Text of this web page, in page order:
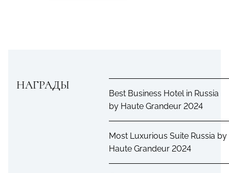
НАГРАДЫ
Best Business Hotel in Russia
by Haute Grandeur 2024
Most Luxurious Suite Russia by
Haute Grandeur 2024